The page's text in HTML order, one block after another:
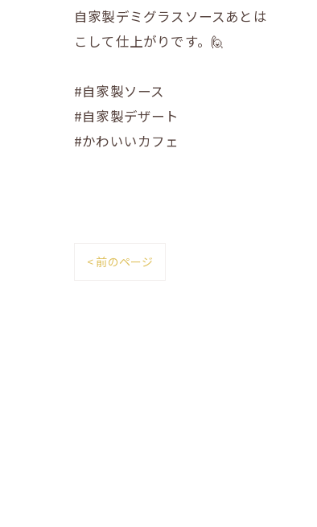
自家製デミグラスソースあとは
こして仕上がりです。🙋
#自家製ソース
#自家製デザート
#かわいいカフェ
< 前のページ